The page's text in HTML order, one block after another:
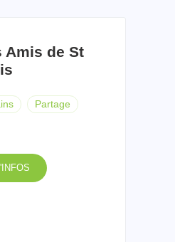
Amis de St
Partage